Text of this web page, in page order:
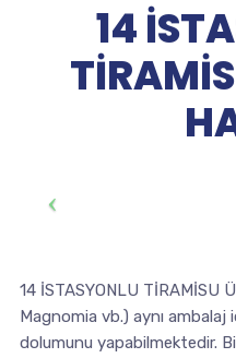
14
14 İSTASYONLU TİRAMİSU
Magnomia vb.) aynı ambalaj
dolumunu yapabilmektedir.